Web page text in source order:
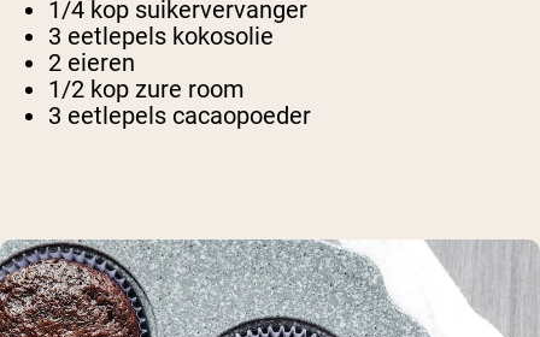
1/4 kop suikervervanger
3 eetlepels kokosolie
2 eieren
1/2 kop zure room
3 eetlepels cacaopoeder